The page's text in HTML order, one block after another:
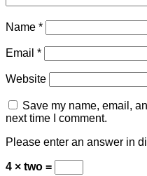
Name *
Email *
Website
Save my name, email,
next time I comment.
Please enter an answer in
4 × two =